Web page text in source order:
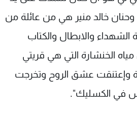
وحنان خالد منير هي من عائلة من
والابطال والكتاب
الخنشارة التي هي قريتي
وإعتنقت عشق الروح وتخرجت
في الكسليك".